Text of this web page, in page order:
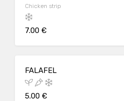
Chicken strip
7.00 €
FALAFEL
5.00 €